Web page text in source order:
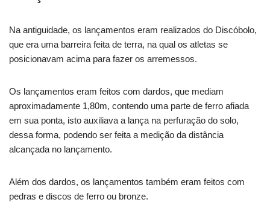
Na antiguidade, os lançamentos eram realizados do Discóbolo,
que era uma barreira feita de terra, na qual os atletas se
posicionavam acima para fazer os arremessos.
Os lançamentos eram feitos com dardos, que mediam
aproximadamente 1,80m, contendo uma parte de ferro afiada
em sua ponta, isto auxiliava a lança na perfuração do solo,
dessa forma, podendo ser feita a medição da distância
alcançada no lançamento.
Além dos dardos, os lançamentos também eram feitos com
pedras e discos de ferro ou bronze.